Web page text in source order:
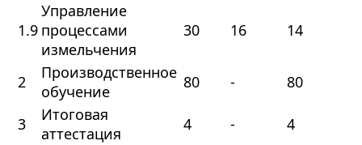
1.9
Управление
процессами
измельчения
30 16 14
2
Производственное
обучение
80 - 80
3
Итоговая
аттестация
4 -
4